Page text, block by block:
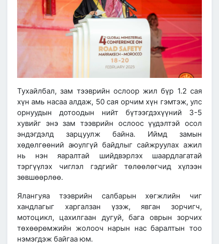
Тухайлбал, зам тээврийн ослоор жил бүр 1.2 сая
хүн амь насаа алдаж, 50 сая орчим хүн гэмтэж, улс
орнуудын дотоодын нийт бүтээгдэхүүний 3-5
хувийг энэ зам тээврийн ослоос үүдэлтэй осол
эндэгдэлд зарцуулж байна. Иймд замын
хөдөлгөөний аюулгүй байдлыг сайжруулах ажил
нь нэн яаралтай шийдвэрлэх шаардлагатай
тэргүүлэх чиглэл гэдгийг төлөөлөгчид хүлээн
зөвшөөрлөө.
Ялангуяа тээврийн салбарын хөгжлийн чиг
хандлагыг харгалзан үзэж, явган зорчигч,
мотоцикл, цахилгаан дугуй, бага оврын зорчих
төхөөрөмжийн жолооч нарын нас баралтын тоо
нэмэгдэж байгаа юм.